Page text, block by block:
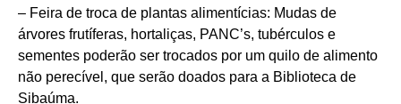
– Feira de troca de plantas alimentícias: Mudas de
árvores frutíferas, hortaliças, PANC’s, tubérculos e
sementes poderão ser trocados por um quilo de alimento
não perecível, que serão doados para a Biblioteca de
Sibaúma.